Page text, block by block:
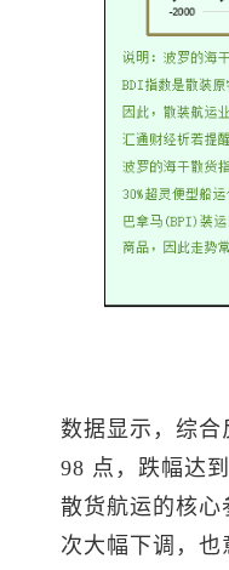
数据显示，综
98 点，跌幅达
散货航运的核
次大幅下调，